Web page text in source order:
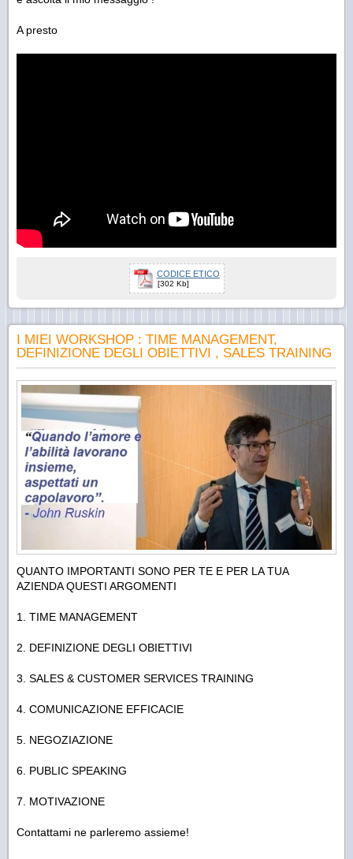
A presto
CODICE ETICO
[302 Kb]
I MIEI WORKSHOP : TIME MANAGEMENT,
DEFINIZIONE DEGLI OBIETTIVI , SALES TRAINING
QUANTO IMPORTANTI SONO PER TE E PER LA TUA
AZIENDA QUESTI ARGOMENTI
1. TIME MANAGEMENT
2. DEFINIZIONE DEGLI OBIETTIVI
3. SALES & CUSTOMER SERVICES TRAINING
4. COMUNICAZIONE EFFICACIE
5. NEGOZIAZIONE
6. PUBLIC SPEAKING
7. MOTIVAZIONE
Contattami ne parleremo assieme!